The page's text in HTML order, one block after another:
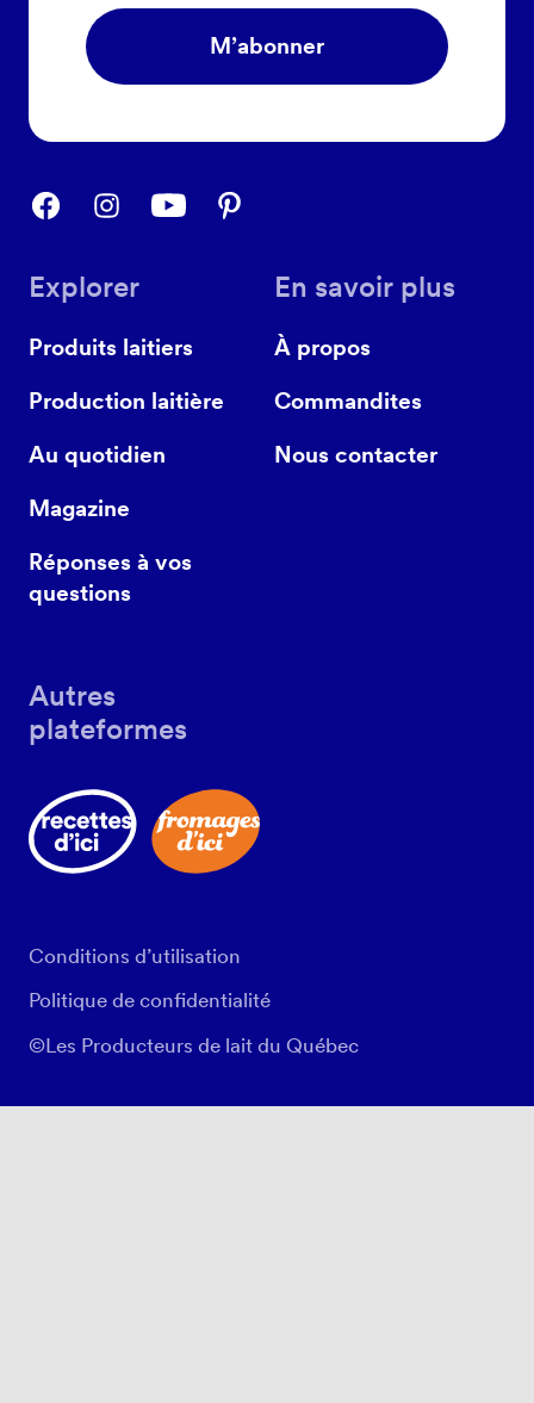
M’abonner
Explorer
Produits laitiers
Production laitière
Au quotidien
Magazine
Réponses à vos
questions
En savoir plus
À propos
Commandites
Nous contacter
Autres
plateformes
Conditions d’utilisation
Politique de confidentialité
©Les Producteurs de lait du Québec